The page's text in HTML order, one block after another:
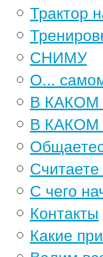
Трактор
СНИМУ
О...
В КАКОМ
В КАКОМ
С чего
Контакты
Какие